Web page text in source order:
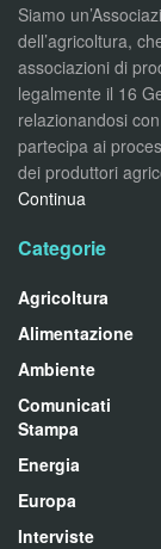
Siamo
dell’agricoltura,
associazioni di
legalmente il 16
relazionandosi
partecipa ai
dei produttori
Continua
Categorie
Agricoltura
Alimentazione
Ambiente
Comunicati
Stampa
Energia
Europa
Interviste